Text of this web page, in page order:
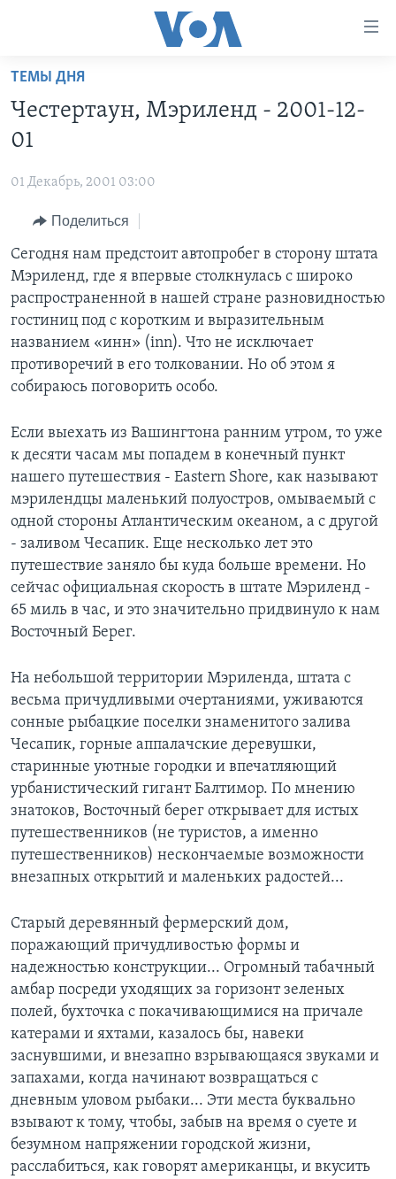
Перейти
основной
контент
навигации
Перейти
поиск
ПРОГРАММЫ
НОВОСТИ ЗА МИНУТУ
ИТОГИ
ПОЧЕМУ ЭТО ВАЖНО?
ДИСКУССИЯ VOA
ДЕТАЛИ
НЬЮ-ЙОРК NEW YORK
АМЕРИКА. БОЛЬШОЕ ПУТЕШЕСТВИЕ
УЧИМ АНГЛИЙСКИЙ
НАША АМЕРИКАНСКАЯ ИСТОРИЯ
А КАК В АМЕРИКЕ?
АРТЕФАКТЫ
АМЕРИКАНСКИЕ ГОРОДКИ
ТЕСТЫ
ЭКСПЕРТИЗА
ИНТЕРВЬЮ
ФАКТЫ ПРОТИВ ФЕЙКОВ
ЗА СВОБОДУ ПРЕССЫ
УЧИМ АНГЛИЙСКИЙ
ВИДЕО
ПОДПИСКА НА НОВОСТИ
Learning English
СОЦИАЛЬНЫЕ СЕТИ
Языки
ТЕМЫ ДНЯ
Честертаун, Мэриленд - 2001-12-
01
01 Декабрь, 2001 03:00
Поделиться
Сегодня нам предстоит автопробег в сторону штата
Мэриленд, где я впервые столкнулась с широко
распространенной в нашей стране разновидностью
гостиниц под с коротким и выразительным
названием «инн» (inn). Что не исключает
противоречий в его толковании. Но об этом я
собираюсь поговорить особо.
Если выехать из Вашингтона ранним утром, то уже
к десяти часам мы попадем в конечный пункт
нашего путешествия - Eastern Shore, как называют
мэрилендцы маленький полуостров, омываемый с
одной стороны Атлантическим океаном, а с другой
- заливом Чесапик. Еще несколько лет это
путешествие заняло бы куда больше времени. Но
сейчас официальная скорость в штате Мэриленд -
65 миль в час, и это значительно придвинуло к нам
Восточный Берег.
На небольшой территории Мэриленда, штата с
весьма причудливыми очертаниями, уживаются
сонные рыбацкие поселки знаменитого залива
Чесапик, горные аппалачские деревушки,
старинные уютные городки и впечатляющий
урбанистический гигант Балтимор. По мнению
знатоков, Восточный берег открывает для истых
путешественников (не туристов, а именно
путешественников) нескончаемые возможности
внезапных открытий и маленьких радостей...
Старый деревянный фермерский дом,
поражающий причудливостью формы и
надежностью конструкции... Огромный табачный
амбар посреди уходящих за горизонт зеленых
полей, бухточка с покачивающимися на причале
катерами и яхтами, казалось бы, навеки
заснувшими, и внезапно взрывающаяся звуками и
запахами, когда начинают возвращаться с
дневным уловом рыбаки... Эти места буквально
взывают к тому, чтобы, забыв на время о суете и
безумном напряжении городской жизни,
расслабиться, как говорят американцы, и вкусить